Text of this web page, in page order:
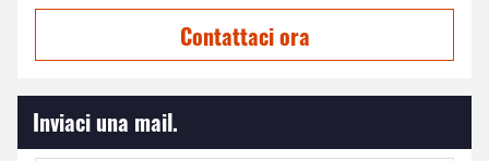
Contattaci ora
Inviaci una mail.